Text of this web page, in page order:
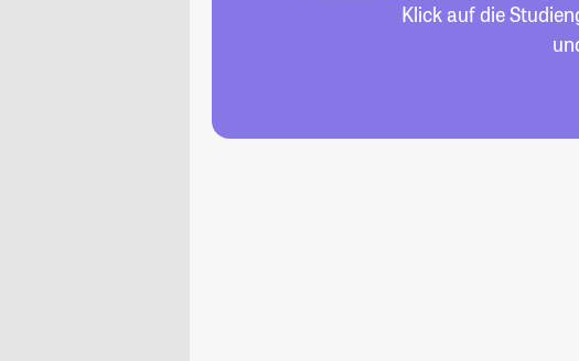
Klick auf die